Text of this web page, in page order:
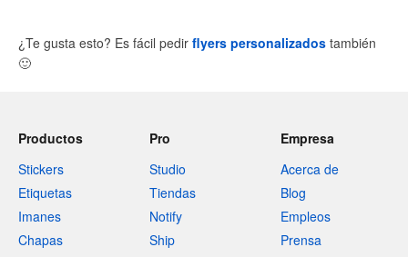
¿Te gusta esto? Es fácil pedir flyers personalizados también
🙂
Productos
Stickers
Etiquetas
Imanes
Chapas
Pro
Studio
Tiendas
Notify
Ship
Empresa
Acerca de
Blog
Empleos
Prensa